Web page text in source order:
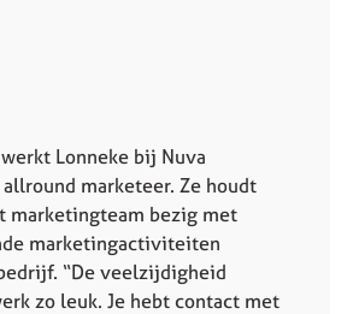
Lonneke bij Nuva
allround marketeer. Ze houdt
marketingteam bezig met
marketingactiviteiten
“De veelzijdigheid
zo leuk. Je hebt contact met